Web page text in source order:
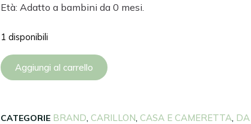
Età: Adatto a bambini da 0 mesi.
1 disponibili
Aggiungi al carrello
CATEGORIE BRAND, CARILLON, CASA E CAMERETTA,